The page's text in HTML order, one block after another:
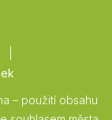
– použití obsahu